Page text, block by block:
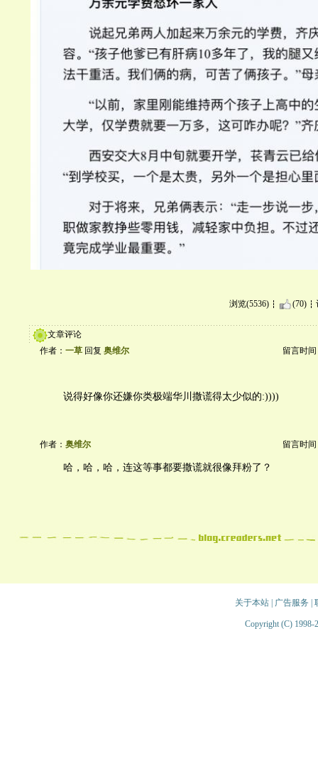
浏览(5536) (70)
文章评论
作者： 一草 回复 奥维尔 留言时间
说得好像你还嫌你类极端华川撒谎得太少似的:))))
作者： 奥维尔 留言时间
哈，哈，哈，连这等事都要撒谎就很像拜粉了？
关于本站| 广告服务
Copyright (C) 1998-